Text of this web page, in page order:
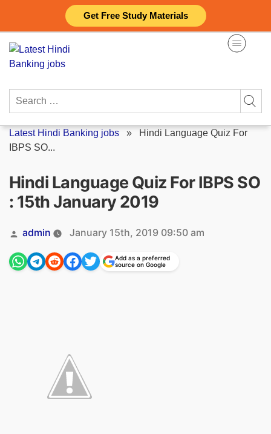
Get Free Study Materials
content
Search
Latest Hindi Banking jobs » Hindi Language Quiz For
IBPS SO...
Hindi Language Quiz For IBPS SO
: 15th January 2019
Posted
admin January 15th, 2019 09:50 am
Add as a preferred
source on Google